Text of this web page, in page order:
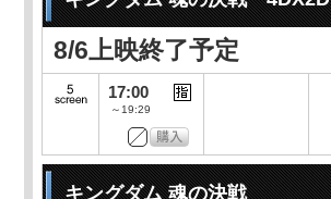
8/6上映終了予定
17:00
～19:29
キングダム 魂の決戦